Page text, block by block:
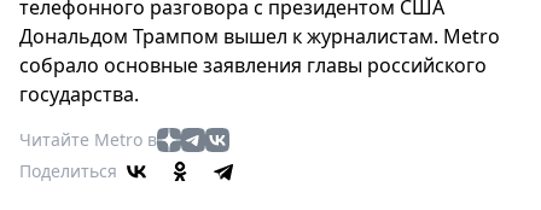
Мода
Театр
Кино
Афиша
Книги
телефонного разговора с президентом США
Дональдом Трампом вышел к журналистам. Metro
собрало основные заявления главы российского
государства.
Читайте Metro в
Поделиться